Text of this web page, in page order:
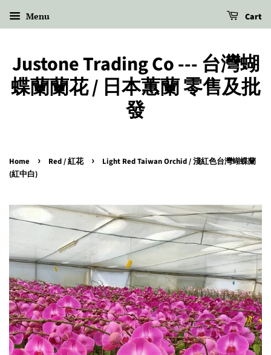
Menu Cart
Justone Trading Co --- 台灣蝴
蝶蘭蘭花 / 日本蕙蘭 零售及批
發
Home › Red / 紅花 ›
Light Red Taiwan Orchid / 淺紅色台灣蝴蝶蘭
(紅中白)